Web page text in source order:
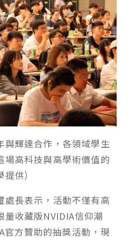
與輝達合作，各領域學生
場高科技與高學術價值的
供）
處長表示，活動不僅有高
量收藏版NVIDIA信仰潮
官方贊助的抽獎活動，現